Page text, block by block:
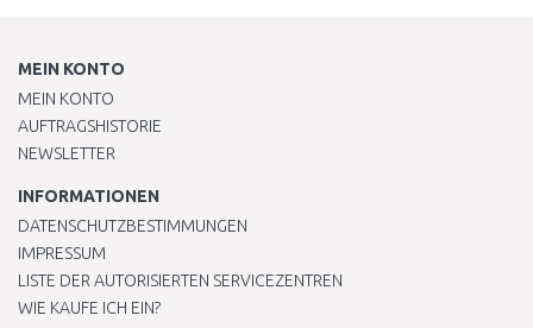
MEIN KONTO
MEIN KONTO
AUFTRAGSHISTORIE
NEWSLETTER
INFORMATIONEN
DATENSCHUTZBESTIMMUNGEN
IMPRESSUM
LISTE DER AUTORISIERTEN SERVICEZENTREN
WIE KAUFE ICH EIN?